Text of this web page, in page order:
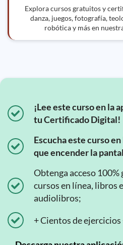
Explora cursos gratuitos y
danza, juegos, fotografía,
robótica y más en
¡Lee este curso en la
tu Certificado Digital!
Escucha este curso
que encender la
Obtenga acceso
cursos en línea, libros
audiolibros;
+ Cientos de